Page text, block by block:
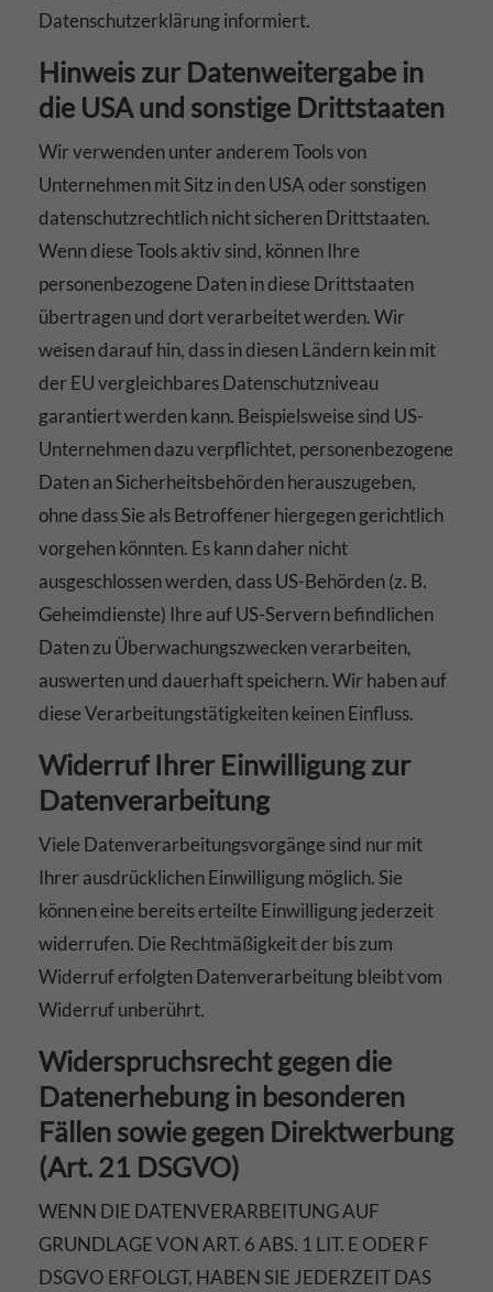
Datenschutzerklärung informiert.
Hinweis zur Datenweitergabe in
die USA und sonstige Drittstaaten
Wir verwenden unter anderem Tools von
Unternehmen mit Sitz in den USA oder sonstigen
datenschutzrechtlich nicht sicheren Drittstaaten.
Wenn diese Tools aktiv sind, können Ihre
personenbezogene Daten in diese Drittstaaten
übertragen und dort verarbeitet werden. Wir
weisen darauf hin, dass in diesen Ländern kein mit
der EU vergleichbares Datenschutzniveau
garantiert werden kann. Beispielsweise sind US-
Unternehmen dazu verpflichtet, personenbezogene
Daten an Sicherheitsbehörden herauszugeben,
ohne dass Sie als Betroffener hiergegen gerichtlich
vorgehen könnten. Es kann daher nicht
ausgeschlossen werden, dass US-Behörden (z. B.
Geheimdienste) Ihre auf US-Servern befindlichen
Daten zu Überwachungszwecken verarbeiten,
auswerten und dauerhaft speichern. Wir haben auf
diese Verarbeitungstätigkeiten keinen Einfluss.
Widerruf Ihrer Einwilligung zur
Datenverarbeitung
Viele Datenverarbeitungsvorgänge sind nur mit
Ihrer ausdrücklichen Einwilligung möglich. Sie
können eine bereits erteilte Einwilligung jederzeit
widerrufen. Die Rechtmäßigkeit der bis zum
Widerruf erfolgten Datenverarbeitung bleibt vom
Widerruf unberührt.
Widerspruchsrecht gegen die
Datenerhebung in besonderen
Fällen sowie gegen Direktwerbung
(Art. 21 DSGVO)
WENN DIE DATENVERARBEITUNG AUF
GRUNDLAGE VON ART. 6 ABS. 1 LIT. E ODER F
DSGVO ERFOLGT, HABEN SIE JEDERZEIT DAS